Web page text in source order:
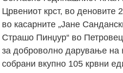
Црвениот крст, во деновите
во касарните „Јане
Страшо Пинџур“ во
за доброволно дарување на
собрани вкупно 105 крвни